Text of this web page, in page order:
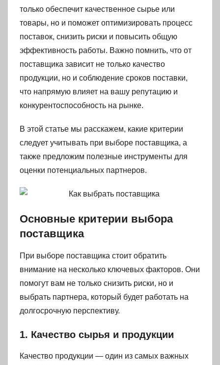
только обеспечит качественное сырье или
товары, но и поможет оптимизировать процесс
поставок, снизить риски и повысить общую
эффективность работы. Важно помнить, что от
поставщика зависит не только качество
продукции, но и соблюдение сроков поставки,
что напрямую влияет на вашу репутацию и
конкурентоспособность на рынке.
В этой статье мы расскажем, какие критерии
следует учитывать при выборе поставщика, а
также предложим полезные инструменты для
оценки потенциальных партнеров.
Основные критерии выбора
поставщика
При выборе поставщика стоит обратить
внимание на несколько ключевых факторов. Они
помогут вам не только снизить риски, но и
выбрать партнера, который будет работать на
долгосрочную перспективу.
1. Качество сырья и продукции
Качество продукции — один из самых важных